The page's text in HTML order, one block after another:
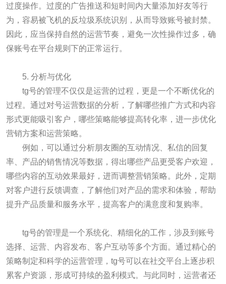
过度操作。过度的广告推送和短时间内大量添加好友等行
为，容易被飞机的反垃圾系统识别，从而导致账号被封禁。
因此，应当保持自然的运营节奏，避免一次性操作过多，确
保账号在平台规则下的正常运行。
5. 分析与优化
tg号的管理不仅仅是运营的过程，更是一个不断优化的
过程。通过对号运营数据的分析，了解哪些推广方式和内容
形式更能吸引客户，哪些策略能够提高转化率，进一步优化
营销方案和运营策略。
例如，可以通过分析朋友圈的互动情况、私信的回复
率、产品的销售情况等数据，得出哪些产品更受客户欢迎，
哪些内容的互动效果最好，进而调整营销策略。此外，定期
对客户进行反馈调查，了解他们对产品的需求和体验，帮助
提升产品质量和服务水平，提高客户的满意度和复购率。
tg号的管理是一个系统化、精细化的工作，涉及到账号
选择、运营、内容发布、客户互动等多个方面。通过精心的
策略制定和科学的运营管理，tg号可以在社交平台上逐步积
累客户资源，形成可持续的盈利模式。与此同时，运营者还